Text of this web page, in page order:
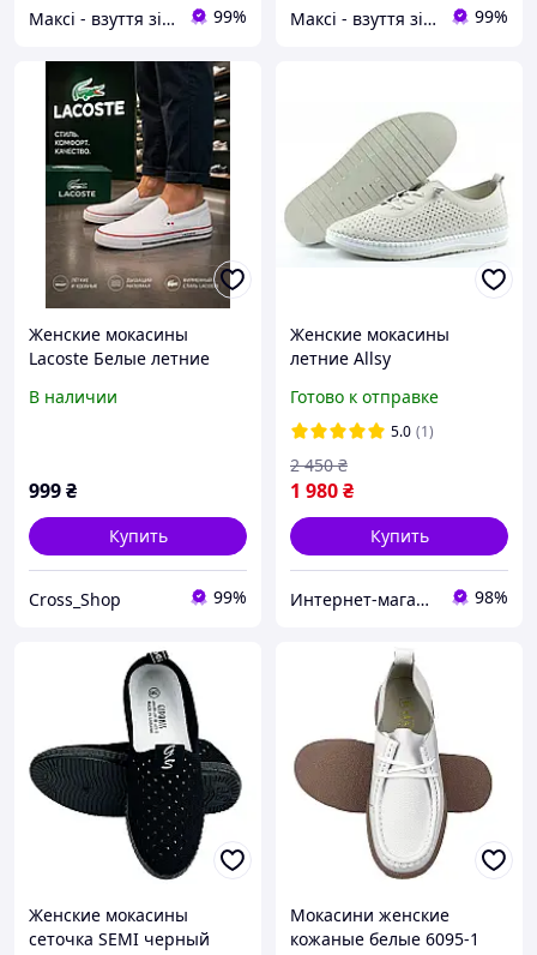
Максі - взуття зі знижками! 99% Максі - взуття зі знижками! 99%
Женские мокасины
Lacoste Белые летние
кеды игра в кальмара
В наличии
999₴
Купить
Cross_Shop 99%
Женские мокасины
летние Allsy
Готово к отправке
5.0 (1)
1 980₴
2 450 ₴
Купить
Интернет-магазин "Streetmoda" 98%
Женские мокасины
сеточка SEMI черный
Мокасини женские
кожаные белые 6095-1